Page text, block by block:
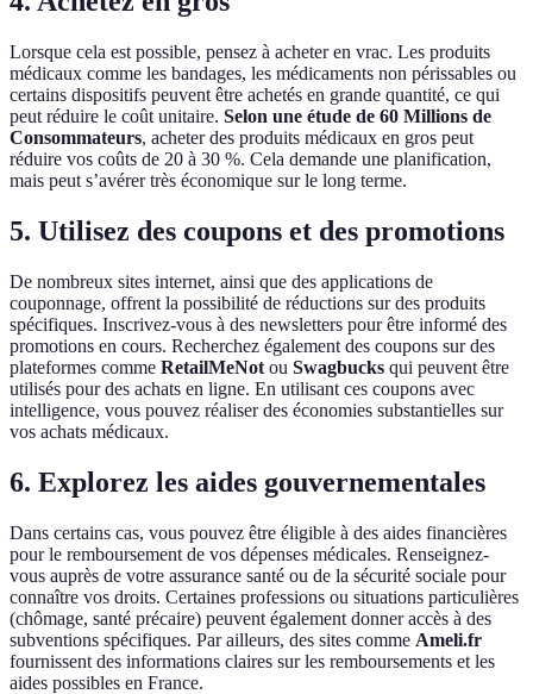
Lorsque cela est possible, pensez à acheter en vrac. Les produits
médicaux comme les bandages, les médicaments non périssables ou
certains dispositifs peuvent être achetés en grande quantité, ce qui
peut réduire le coût unitaire. Selon une étude de 60 Millions de
Consommateurs, acheter des produits médicaux en gros peut
réduire vos coûts de 20 à 30 %. Cela demande une planification,
mais peut s’avérer très économique sur le long terme.
5. Utilisez des coupons et des promotions
De nombreux sites internet, ainsi que des applications de
couponnage, offrent la possibilité de réductions sur des produits
spécifiques. Inscrivez-vous à des newsletters pour être informé des
promotions en cours. Recherchez également des coupons sur des
plateformes comme RetailMeNot ou Swagbucks qui peuvent être
utilisés pour des achats en ligne. En utilisant ces coupons avec
intelligence, vous pouvez réaliser des économies substantielles sur
vos achats médicaux.
6. Explorez les aides gouvernementales
Dans certains cas, vous pouvez être éligible à des aides financières
pour le remboursement de vos dépenses médicales. Renseignez-
vous auprès de votre assurance santé ou de la sécurité sociale pour
connaître vos droits. Certaines professions ou situations particulières
(chômage, santé précaire) peuvent également donner accès à des
subventions spécifiques. Par ailleurs, des sites comme Ameli.fr
fournissent des informations claires sur les remboursements et les
aides possibles en France.